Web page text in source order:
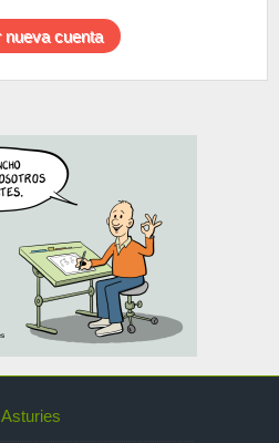
Asturies